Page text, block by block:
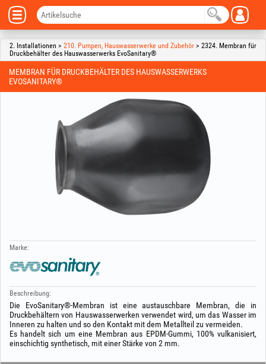
2. Installationen > 210. Pumpen, Hauswasserwerke und Zubehör > 2324. Membran für
Druckbehälter des Hauswasserwerks EvoSanitary®
MEMBRAN FÜR DRUCKBEHÄLTER DES HAUSWASSERWERKS
EVOSANITARY®
Marke:
Beschreibung:
Die EvoSanitary®-Membran ist eine austauschbare Membran, die in
Druckbehältern von Hauswasserwerken verwendet wird, um das Wasser im
Inneren zu halten und so den Kontakt mit dem Metallteil zu vermeiden.
Es handelt sich um eine Membran aus EPDM-Gummi, 100% vulkanisiert,
einschichtig synthetisch, mit einer Stärke von 2 mm.